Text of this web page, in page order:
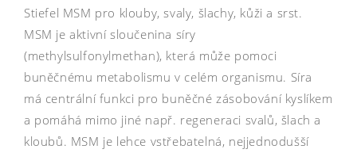
Stiefel MSM pro klouby, svaly, šlachy, kůži a srst.
MSM je aktivní sloučenina síry
(methylsulfonylmethan), která může pomoci
buněčnému metabolismu v celém organismu. Síra
má centrální funkci pro buněčné zásobování kyslíkem
a pomáhá mimo jiné např. regeneraci svalů, šlach a
kloubů. MSM je lehce vstřebatelná, nejjednodušší